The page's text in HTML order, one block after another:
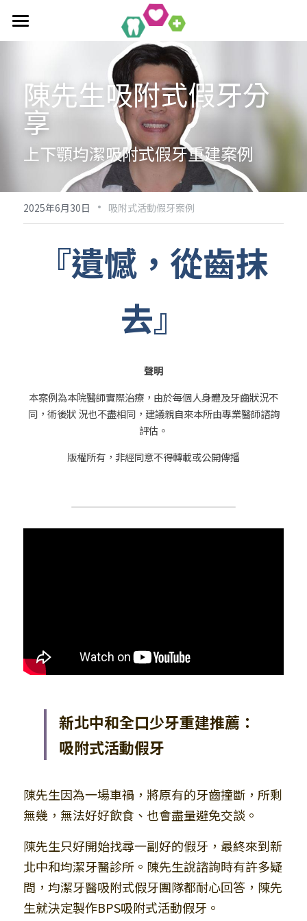
單科/多顆植牙療程
All-On-4/6一日全口重建
覆蓋性義齒
數位導引植牙
吸附式活動假牙
作品集
吸附式假牙作品集
植牙相關作品集
聯絡均潔
陳先生吸附式假牙分
享
上下顎均潔吸附式假牙重建案例
2025年6月30日 · 吸附式活動假牙案例
『遺憾，從齒抹
去』
聲明
本案例為本院醫師實際治療，由於每個人身體及牙齒狀況不
同，術後狀 況也不盡相同，建議親自來本所由專業醫師諮詢
評估。
版權所有，非經同意不得轉載或公開傳播
新北中和全口少牙重建推薦：
吸附式活動假牙
陳先生因為一場車禍，將原有的牙齒撞斷，所剩
無幾，無法好好飲食、也會盡量避免交談。
陳先生只好開始找尋一副好的假牙，最終來到新
北中和均潔牙醫診所。陳先生說諮詢時有許多疑
問，均潔牙醫吸附式假牙團隊都耐心回答，陳先
生就決定製作BPS吸附式活動假牙。